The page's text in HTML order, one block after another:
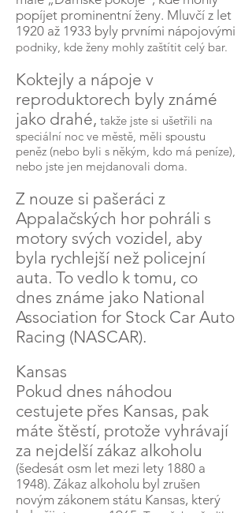
popíjet prominentní ženy. Mluvčí z let
1920 až 1933 byly prvními nápojovými
podniky, kde ženy mohly zaštítit celý bar.
Koktejly a nápoje v
reproduktorech byly známé
jako drahé, takže jste si ušetřili na
speciální noc ve městě, měli spoustu
peněz (nebo byli s někým, kdo má peníze),
nebo jste jen mejdanovali doma.
Z nouze si pašeráci z
Appalačských hor pohráli s
motory svých vozidel, aby
byla rychlejší než policejní
auta. To vedlo k tomu, co
dnes známe jako National
Association for Stock Car Auto
Racing (NASCAR).
Kansas
Pokud dnes náhodou
cestujete přes Kansas, pak
máte štěstí, protože vyhrávají
za nejdelší zákaz alkoholu
(šedesát osm let mezi lety 1880 a
1948). Zákaz alkoholu byl zrušen
novým zákonem státu Kansas, který